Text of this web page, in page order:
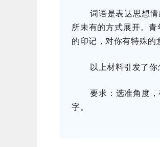
词语是表达思想
所未有的方式展开。
的印记，对你有特殊
以上材料引发了你
要求：选准角度
字。